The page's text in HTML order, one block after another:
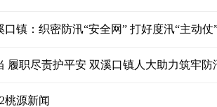
镇：织密防汛“安全网” 打好度汛“主动仗
履职尽责护平安 双溪口镇人大助力筑牢防
桃源新闻